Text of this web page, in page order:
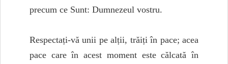
precum ce Sunt: Dumnezeul vostru.
Respectați-vă unii pe alții, trăiți în pace; acea
pace care în acest moment este călcată în